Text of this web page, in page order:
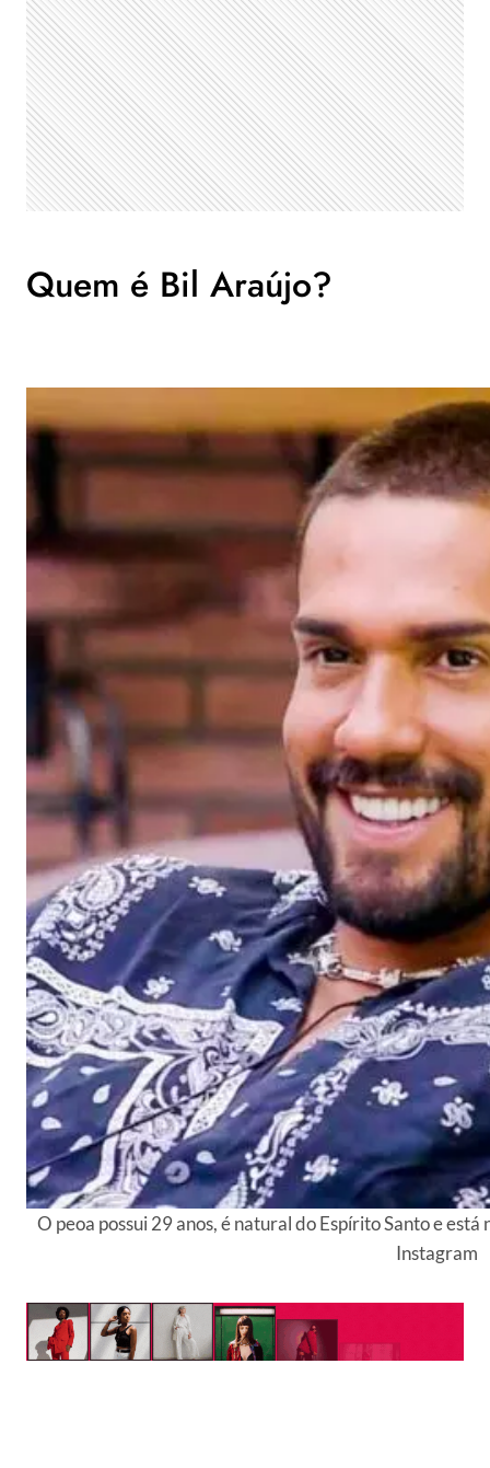
Quem é Bil Araújo?
O peoa possui 29 anos, é natural do Espírito Santo e
Instagram